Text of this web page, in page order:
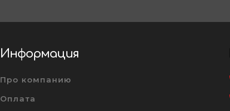
Информация
Про компанию
Оплата